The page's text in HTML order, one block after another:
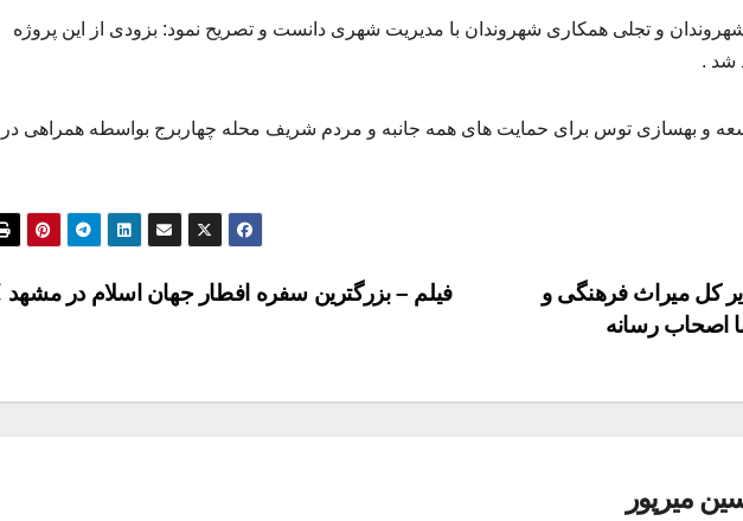
و تجلی همکاری شهروندان با مدیریت شهری دانست و تصریح نمود: بزودی از این پروژه
شد .
و بهسازی توس برای حمایت های همه جانبه و مردم شریف محله چهاربرج بواسطه همراهی در
فیلم – بزرگترین سفره افطار جهان اسلام در مشهد
کل میراث فرهنگی و
اصحاب رسانه
میرپور